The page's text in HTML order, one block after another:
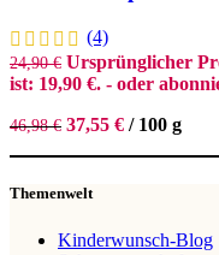
(4)
24,90€ Ursprünglicher
ist: 19,90 €. - oder
46,98€ 37,55 € / 100 g
Themenwelt
Kinderwunsch-Blog